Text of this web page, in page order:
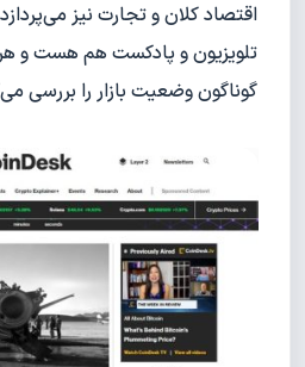
اقتصاد کلان و تجارت نیز
تلویزیون و پادکست هم هست و هر
گوناگون وضعیت بازار را بررسی